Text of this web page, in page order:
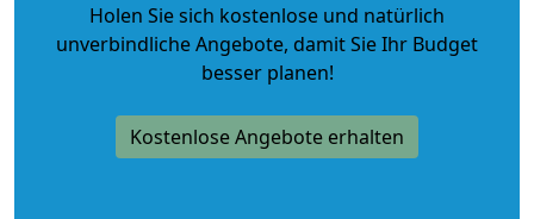
Holen Sie sich kostenlose und natürlich
unverbindliche Angebote, damit Sie Ihr Budget
besser planen!
Kostenlose Angebote erhalten